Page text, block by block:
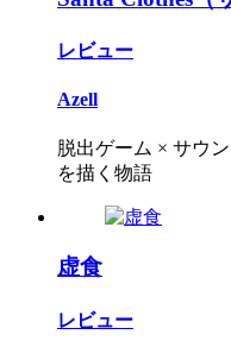
レビュー
Azell
脱出ゲーム × サウ
を描く物語
虚食
レビュー